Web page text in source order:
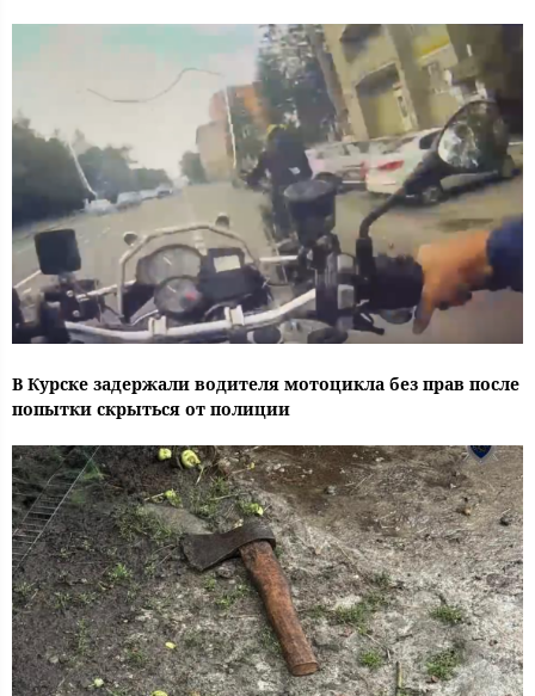
В Курске задержали водителя мотоцикла без прав после
попытки скрыться от полиции